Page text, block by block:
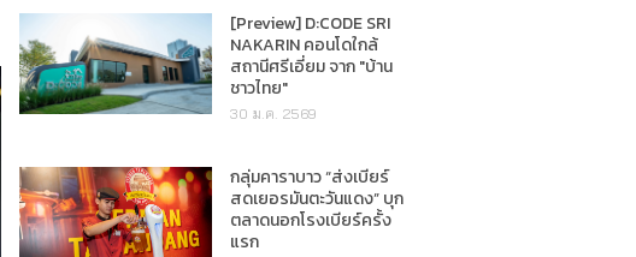
[Preview] D:CODE SRI
NAKARIN คอนโดใกล้
สถานีศรีเอี่ยม จาก "บ้าน
ชาวไทย"
30 ม.ค. 2569
กลุ่มคาราบาว “ส่งเบียร์
สดเยอรมันตะวันแดง” บุก
ตลาดนอกโรงเบียร์ครั้ง
แรก